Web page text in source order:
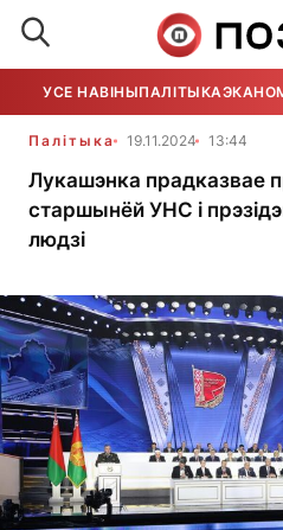
УСЕ НАВІНЫПАЛІТЫКА
Палітыка 19.11.2024 13:44
Лукашэнка прадказвае
старшынёй УНС і
людзі